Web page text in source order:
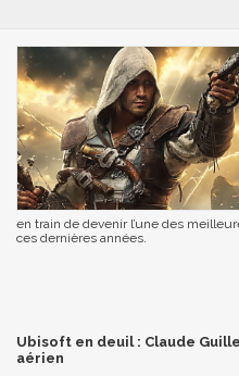
en train de devenir l’une des
ces dernières années.
Ubisoft en deuil : Claude
aérien